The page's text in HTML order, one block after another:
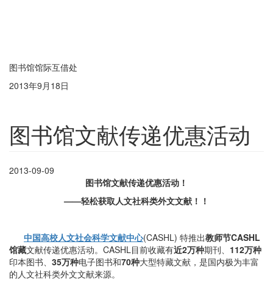
图书馆馆际互借处
2013年9月18日
图书馆文献传递优惠活动
2013-09-09
图书馆文献传递优惠活动！
——轻松获取人文社科类外文文献！！
中国高校人文社会科学文献中心(CASHL) 特推出教师节CASHL
馆藏文献传递优惠活动。CASHL目前收藏有近2万种期刊、 112万种
印本图书、 35万种电子图书和70种大型特藏文献，是国内极为丰富
的人文社科类外文文献来源。